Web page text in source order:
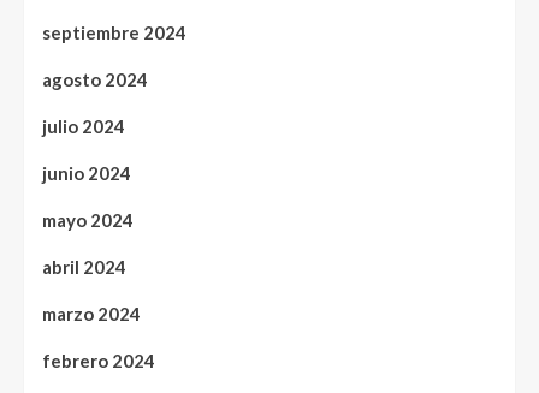
septiembre 2024
agosto 2024
julio 2024
junio 2024
mayo 2024
abril 2024
marzo 2024
febrero 2024